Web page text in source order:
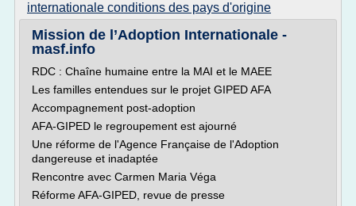
internationale conditions des pays d'origine
Mission de l’Adoption Internationale -
masf.info
RDC : Chaîne humaine entre la MAI et le MAEE
Les familles entendues sur le projet GIPED AFA
Accompagnement post-adoption
AFA-GIPED le regroupement est ajourné
Une réforme de l'Agence Française de l'Adoption
dangereuse et inadaptée
Rencontre avec Carmen Maria Véga
Réforme AFA-GIPED, revue de presse